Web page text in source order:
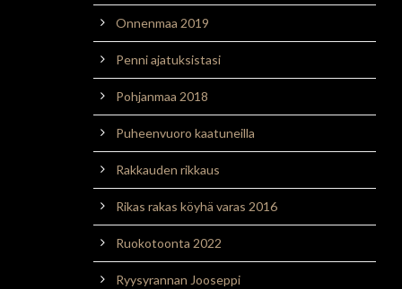
Onnenmaa 2019
Penni ajatuksistasi
Pohjanmaa 2018
Puheenvuoro kaatuneilla
Rakkauden rikkaus
Rikas rakas köyhä varas 2016
Ruokotoonta 2022
Ryysyrannan Jooseppi